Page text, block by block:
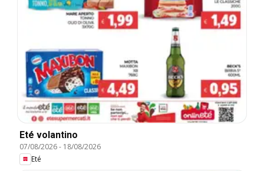
Eté volantino
07/08/2026- 18/08/2026
Eté